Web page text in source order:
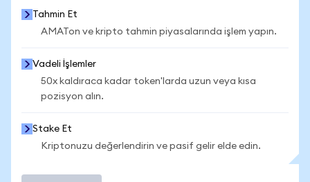
Tahmin Et
AMATon ve kripto tahmin piyasalarında işlem yapın.
Vadeli İşlemler
50x kaldıraca kadar token'larda uzun veya kısa
pozisyon alın.
Stake Et
Kriptonuzu değerlendirin ve pasif gelir elde edin.